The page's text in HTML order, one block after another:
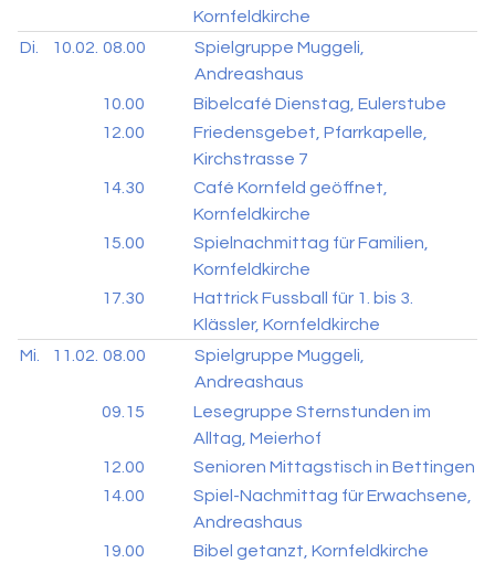
Kornfeldkirche
Di.
10.02. 08.00
Spielgruppe Muggeli,
Andreashaus
10.00
Bibelcafé Dienstag, Eulerstube
12.00
Friedensgebet, Pfarrkapelle,
Kirchstrasse 7
14.30
Café Kornfeld geöffnet,
Kornfeldkirche
15.00
Spielnachmittag für Familien,
Kornfeldkirche
17.30
Hattrick Fussball für 1. bis 3.
Klässler, Kornfeldkirche
Mi.
11.02. 08.00
Spielgruppe Muggeli,
Andreashaus
09.15
Lesegruppe Sternstunden im
Alltag, Meierhof
12.00
Senioren Mittagstisch in Bettingen
14.00
Spiel-Nachmittag für Erwachsene,
Andreashaus
19.00
Bibel getanzt, Kornfeldkirche